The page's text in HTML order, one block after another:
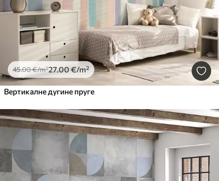
45.00€/m²27.00 €/m²
Вертикалне дугине пруге